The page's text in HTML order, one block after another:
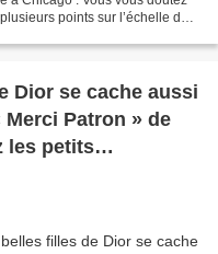
points sur l’échelle de
Dior se cache aussi
Patron » de
les petits